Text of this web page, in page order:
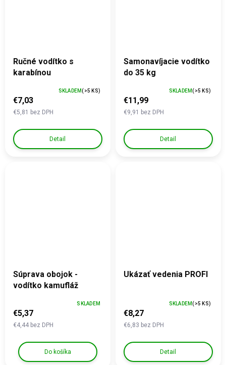
Ručné vodítko s
karabínou
€5,81 bez DPH
€7,03
SKLADEM(>5 KS)
Detail
Samonavíjacie vodítko
do 35 kg
€9,91 bez DPH
€11,99
SKLADEM(>5 KS)
Detail
Súprava obojok -
vodítko kamufláž
€4,44 bez DPH
€5,37
SKLADEM
Do košíka
Ukázať vedenia PROFI
€6,83 bez DPH
€8,27
SKLADEM(>5 KS)
Detail